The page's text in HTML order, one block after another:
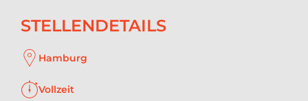
STELLENDETAILS
Hamburg
Vollzeit